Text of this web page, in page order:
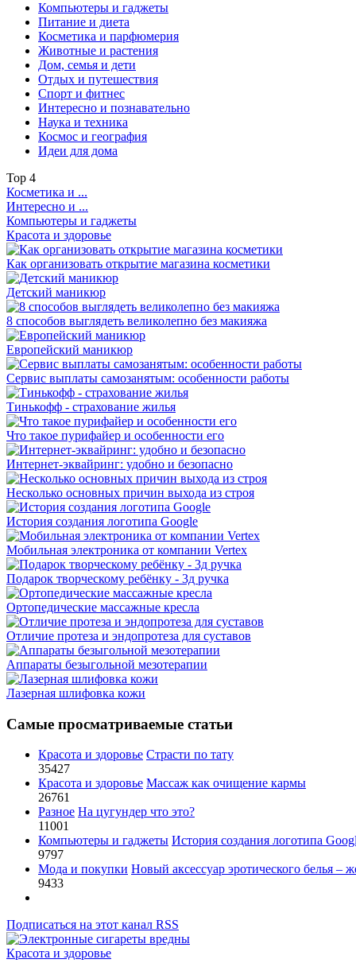
Компьютеры и гаджеты
Питание и диета
Косметика и парфюмерия
Животные и растения
Дом, семья и дети
Отдых и путешествия
Спорт и фитнес
Интересно и познавательно
Наука и техника
Космос и география
Идеи для дома
Top 4
Косметика и ...
Интересно и ...
Компьютеры и гаджеты
Красота и здоровье
Как организовать открытие магазина косметики
Детский маникюр
8 способов выглядеть великолепно без макияжа
Европейский маникюр
Сервис выплаты самозанятым: особенности работы
Тинькофф - страхование жилья
Что такое пурифайер и особенности его
Интернет-эквайринг: удобно и безопасно
Несколько основных причин выхода из строя
История создания логотипа Google
Мобильная электроника от компании Vertex
Подарок творческому ребёнку - 3д ручка
Ортопедические массажные кресла
Отличие протеза и эндопротеза для суставов
Аппараты безыгольной мезотерапии
Лазерная шлифовка кожи
Самые просматриваемые статьи
Красота и здоровье Страсти по тату
35427
Красота и здоровье Массаж как очищение кармы
26761
Разное На цугундер что это?
11001
Компьютеры и гаджеты История создания логотипа
9797
Мода и покупки Новый аксессуар эротического белья –
9433
Подписаться на этот канал RSS
Красота и здоровье